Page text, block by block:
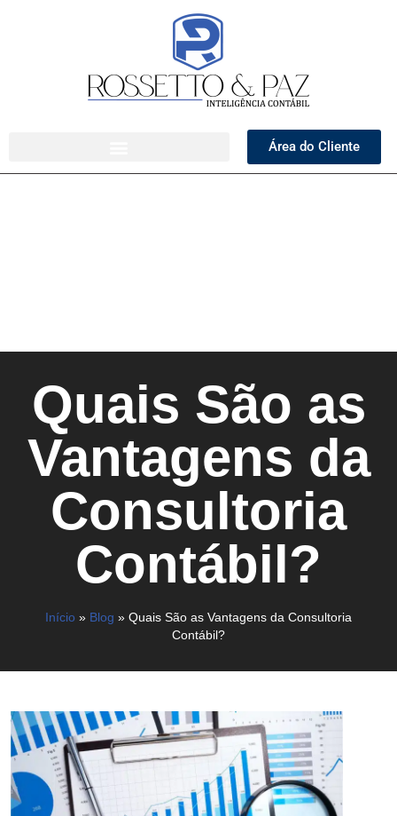
Área do Cliente
Quais São as
Vantagens da
Consultoria
Contábil?
Início » Blog » Quais São as Vantagens da Consultoria
Contábil?